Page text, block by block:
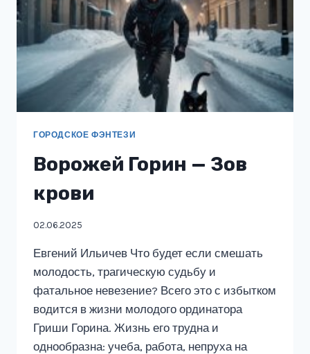
ГОРОДСКОЕ ФЭНТЕЗИ
Ворожей Горин — Зов
крови
02.06.2025
Евгений Ильичев Что будет если смешать
молодость, трагическую судьбу и
фатальное невезение? Всего это с избытком
водится в жизни молодого ординатора
Гриши Горина. Жизнь его трудна и
однообразна: учеба, работа, непруха на